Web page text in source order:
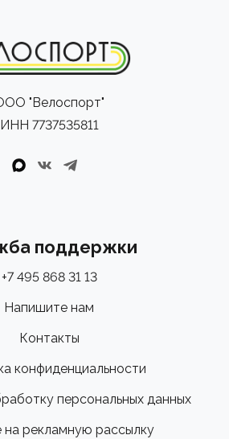
"Велоспорт"
ИНН 7737535811
поддержки
+7 495 868 31 13
Напишите нам
Контакты
конфиденциальности
персональных данных
на рекламную рассылку